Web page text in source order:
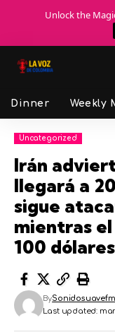
Unlock the
Dinner Weekly
Uncategorized
Irán
llegará a
sigue
mientras
100
Last updated:
BySonidosuavefm